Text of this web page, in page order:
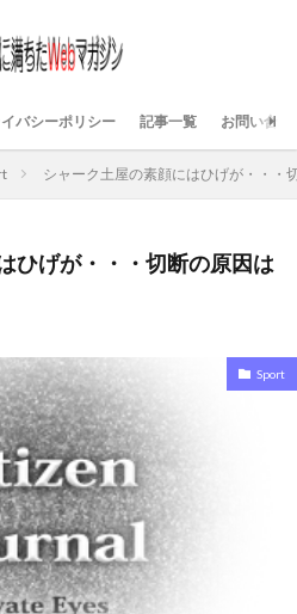
バシーポリシー 記事一覧 お問い合わ
シャーク土屋の素顔にはひげが・・・
ひげが・・・切断の原因は
Sport